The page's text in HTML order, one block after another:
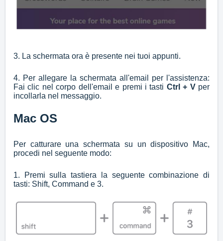
3. La schermata ora è presente nei tuoi appunti.
4. Per allegare la schermata all'email per l'assistenza:
Fai clic nel corpo dell'email e premi i tasti Ctrl + Vper
incollarla nel messaggio.
Mac OS
Per catturare una schermata su un dispositivo Mac,
procedi nel seguente modo:
1. Premi sulla tastiera la seguente combinazione di
tasti: Shift, Command e 3.